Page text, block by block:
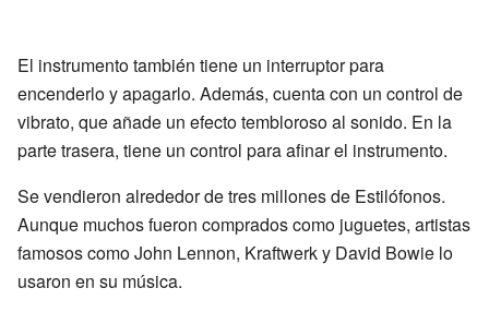
El instrumento también tiene un interruptor para
encenderlo y apagarlo. Además, cuenta con un control de
vibrato, que añade un efecto tembloroso al sonido. En la
parte trasera, tiene un control para afinar el instrumento.
Se vendieron alrededor de tres millones de Estilófonos.
Aunque muchos fueron comprados como juguetes, artistas
famosos como John Lennon, Kraftwerk y David Bowie lo
usaron en su música.